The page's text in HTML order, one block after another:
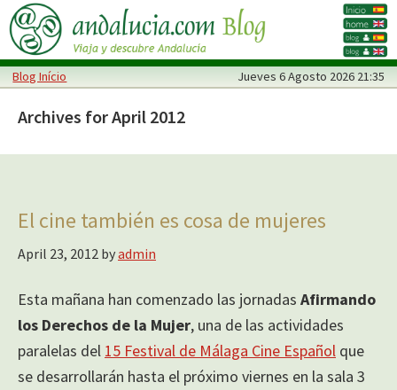
Skip
to
main
content
Skip
to
primary
sidebar
Blog Início Jueves 6 Agosto 2026 21:35
Archives for April 2012
El cine también es cosa de mujeres
April 23, 2012 byadmin
Esta mañana han comenzado las jornadas Afirmando
los Derechos de la Mujer, una de las actividades
paralelas del 15 Festival de Málaga Cine Español que
se desarrollarán hasta el próximo viernes en la sala 3